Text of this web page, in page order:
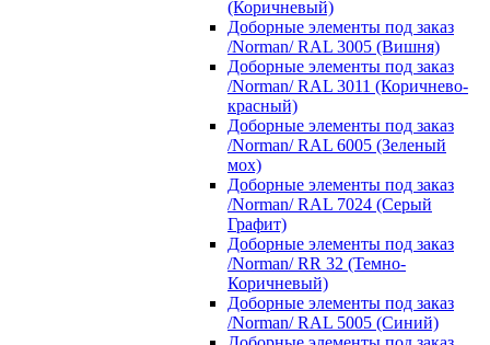
(Коричневый)
Доборные элементы под заказ
/Norman/ RAL 3005 (Вишня)
Доборные элементы под заказ
/Norman/ RAL 3011 (Коричнево-
красный)
Доборные элементы под заказ
/Norman/ RAL 6005 (Зеленый
мох)
Доборные элементы под заказ
/Norman/ RAL 7024 (Серый
Графит)
Доборные элементы под заказ
/Norman/ RR 32 (Темно-
Коричневый)
Доборные элементы под заказ
/Norman/ RAL 5005 (Синий)